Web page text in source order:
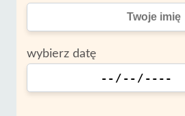
wybierz datę